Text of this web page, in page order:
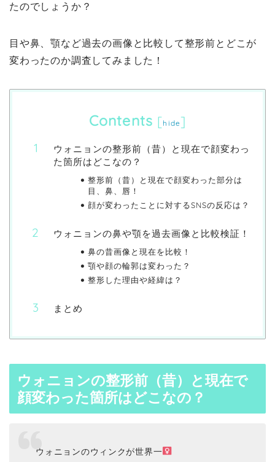
たのでしょうか？
目や鼻、顎など過去の画像と比較して整形前とどこが
変わったのか調査してみました！
Contents [hide]
ウォニョンの整形前（昔）と現在で顔変わっ
た箇所はどこなの？
整形前（昔）と現在で顔変わった部分は
目、鼻、唇！
顔が変わったことに対するSNSの反応は？
ウォニョンの鼻や顎を過去画像と比較検証！
鼻の昔画像と現在を比較！
顎や顔の輪郭は変わった？
整形した理由や経緯は？
まとめ
ウォニョンの整形前（昔）と現在で
顔変わった箇所はどこなの？
ウォニョンのウィンクが世界一‍